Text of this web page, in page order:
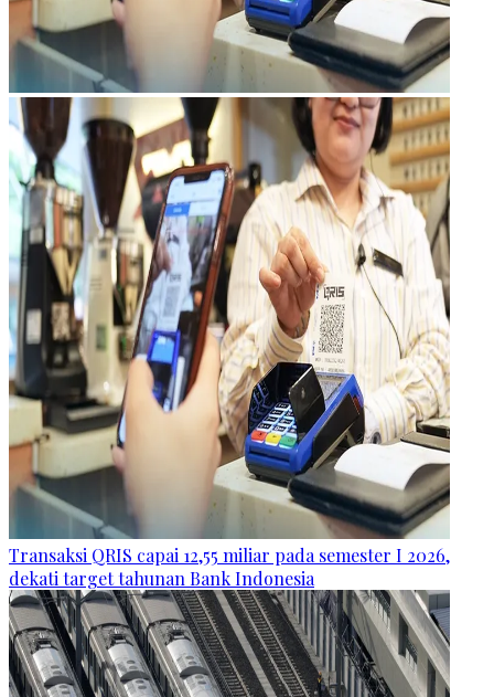
Transaksi QRIS capai 12,55 miliar pada semester I 2026,
dekati target tahunan Bank Indonesia